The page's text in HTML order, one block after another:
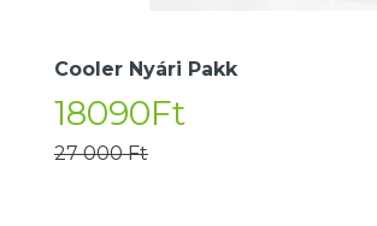
Cooler Nyári Pakk
18090Ft
27 000 Ft